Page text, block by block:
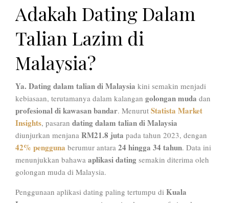
Adakah Dating Dalam
Talian Lazim di
Malaysia?
Ya. Dating dalam talian di Malaysia kini semakin menjadi
kebiasaan, terutamanya dalam kalangan golongan muda dan
profesional di kawasan bandar. Menurut Statista Market
Insights, pasaran dating dalam talian di Malaysia
diunjurkan menjana RM21.8 juta pada tahun 2023, dengan
42% pengguna berumur antara 24 hingga 34 tahun. Data ini
menunjukkan bahawa aplikasi dating semakin diterima oleh
golongan muda di Malaysia.
Penggunaan aplikasi dating paling tertumpu di Kuala